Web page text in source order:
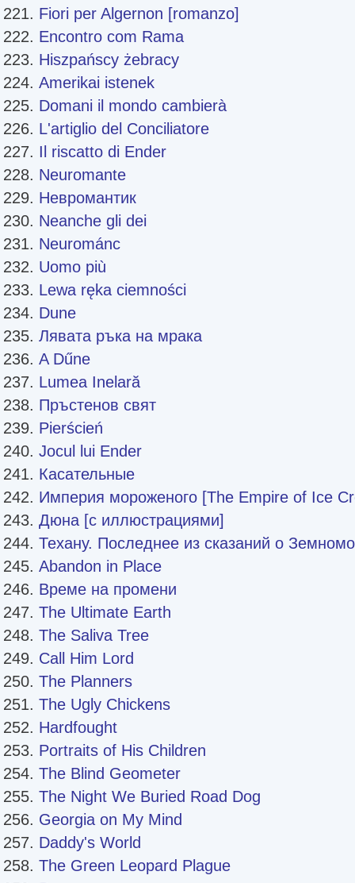
Fiori per Algernon [romanzo]
Encontro com Rama
Hiszpańscy żebracy
Amerikai istenek
Domani il mondo cambierà
L'artiglio del Conciliatore
Il riscatto di Ender
Neuromante
Невромантик
Neanche gli dei
Neurománc
Uomo più
Lewa ręka ciemności
Dune
Лявата ръка на мрака
A Dűne
Lumea Inelară
Пръстенов свят
Pierścień
Jocul lui Ender
Касательные
Империя мороженого [The Empire of Ice
Дюна [с иллюстрациями]
Техану. Последнее из сказаний о
Abandon in Place
Време на промени
The Ultimate Earth
The Saliva Tree
Call Him Lord
The Planners
The Ugly Chickens
Hardfought
Portraits of His Children
The Blind Geometer
The Night We Buried Road Dog
Georgia on My Mind
Daddy's World
The Green Leopard Plague